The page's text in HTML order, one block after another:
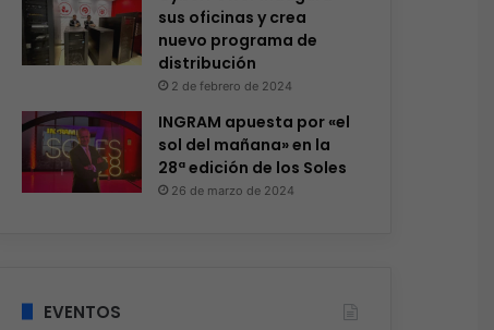
sus oficinas y crea
nuevo programa de
distribución
2 de febrero de 2024
INGRAM apuesta por «el
sol del mañana» en la
28ª edición de los Soles
26 de marzo de 2024
EVENTOS